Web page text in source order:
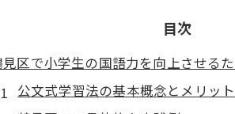
目次
見区で小学生の国語力を向上させる
公文式学習法の基本概念とメリット